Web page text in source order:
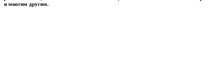
и многим другим.